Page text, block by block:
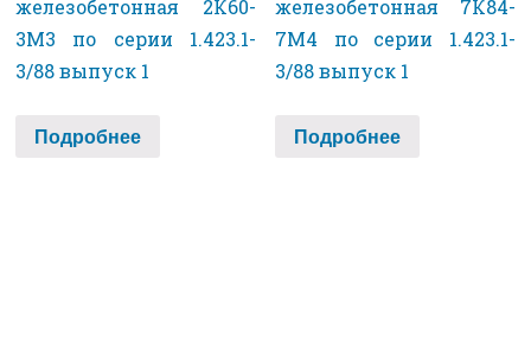
железобетонная 2К60-
3М3 по серии 1.423.1-
3/88 выпуск 1
Подробнее
железобетонная 7К84-
7М4 по серии 1.423.1-
3/88 выпуск 1
Подробнее